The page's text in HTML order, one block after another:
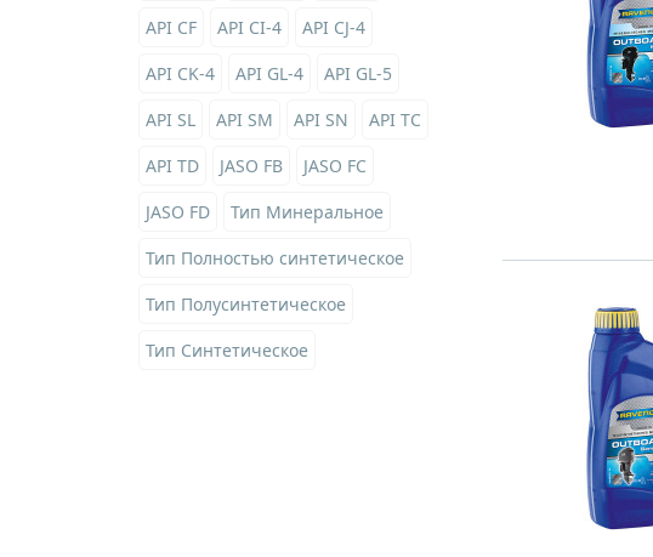
API CF
API CI-4
API CJ-4
API CK-4
API GL-4
API GL-5
API SL
API SM API SN
API TC
API TD
JASO FB
JASO FC
JASO FD
Тип Минеральное
Тип Полностью синтетическое
Тип Полусинтетическое
Тип Синтетическое